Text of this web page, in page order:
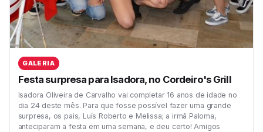
GALERIA
Festa surpresa para Isadora, no Cordeiro's Grill
Isadora Oliveira de Carvalho vai completar 16 anos de idade no
dia 24 deste mês. Para que fosse possível fazer uma grande
surpresa, os pais, Luís Roberto e Melissa; a irmã Paloma,
anteciparam a festa em uma semana, e deu certo! Amigos